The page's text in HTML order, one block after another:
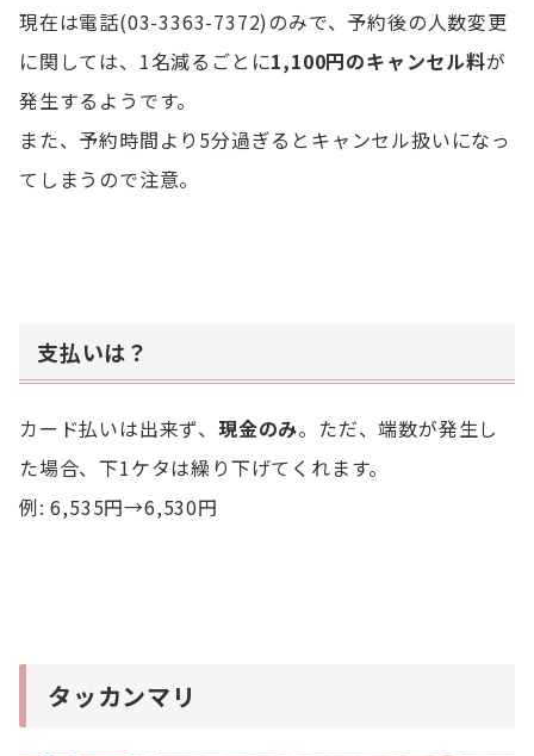
現在は電話(03-3363-7372)のみで、予約後の人数変更
に関しては、1名減るごとに1,100円のキャンセル料が
発生するようです。
また、予約時間より5分過ぎるとキャンセル扱いになっ
てしまうので注意。
支払いは？
カード払いは出来ず、 現金のみ。ただ、端数が発生し
た場合、下1ケタは繰り下げてくれます。
例: 6,535円→6,530円
タッカンマリ